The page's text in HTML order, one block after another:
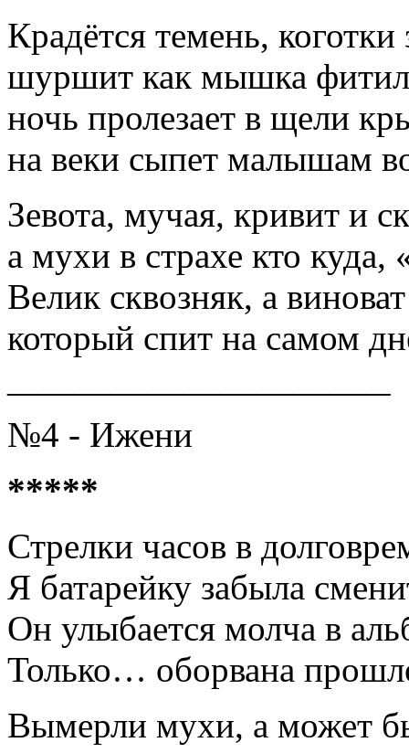
Крадётся темень, коготки
шуршит как мышка
ночь пролезает в щели
на веки сыпет малышам
Зевота, мучая, кривит и
а мухи в страхе кто
Велик сквозняк, а
который спит на самом
№4 - Ижени
*****
Стрелки часов в
Я батарейку забыла
Он улыбается молча в
Только… оборвана
Вымерли мухи, а может